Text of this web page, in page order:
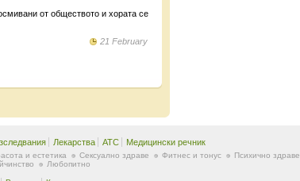
от обществото и хората се
21 February
Лекарства ATC Медицински речник
и естетика Сексуално здраве Фитнес и тонус Психично здраве
Любопитно